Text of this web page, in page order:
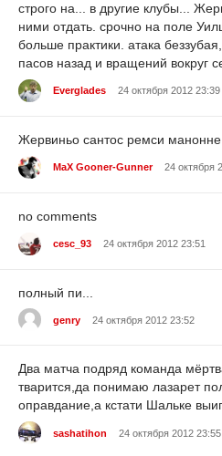
строго на... в другие клубы...
ними отдать. срочно на поле
больше практики. атака
пасов назад и вращений вокруг
Everglades 24 октября 2012 23:39
Жервиньо сантос ремси манонне
MaX Gooner-Gunner 24 октября
no comments
cesc_93 24 октября 2012 23:51
полный пи...
genry 24 октября 2012 23:52
Два матча подряд команда
тварится,да понимаю лазарет
оправдание,а кстати Шальке
sashatihon 24 октября 2012 23:55